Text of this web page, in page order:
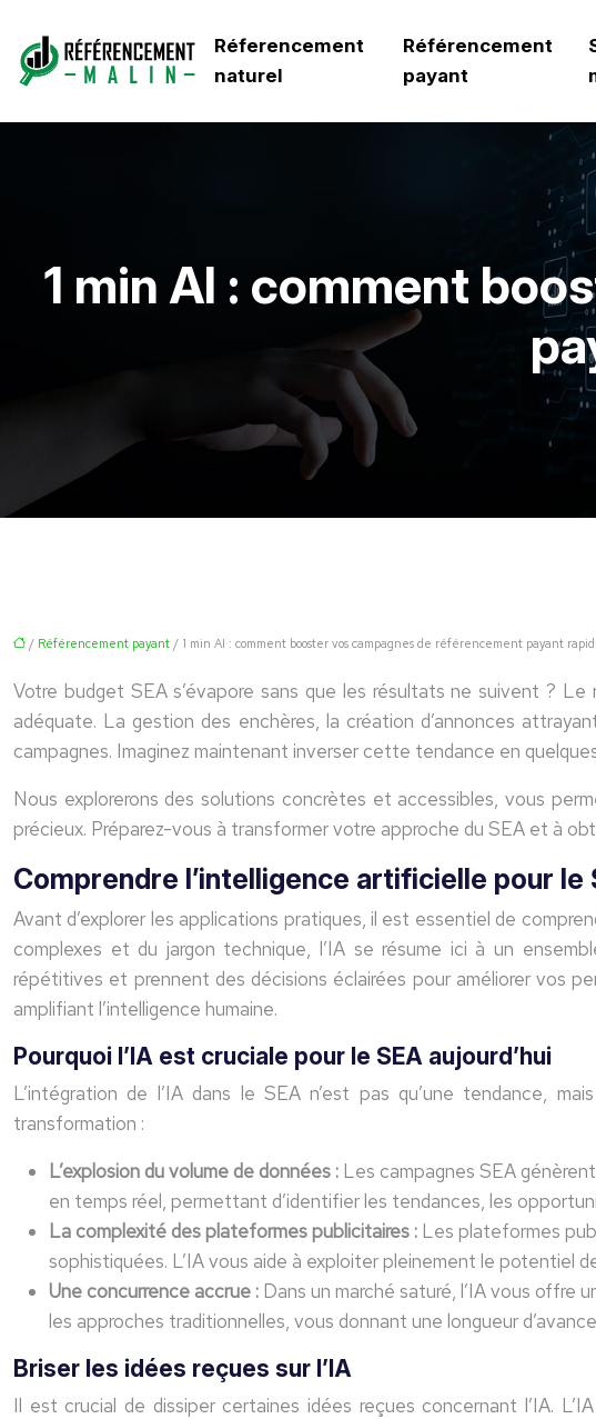
Réferencement
naturel
Référencement
payant
1 min AI : comment
/ Référencement payant / 1 min AI : comment booster vos campagnes de référencement payant
Votre budget SEA s’évapore sans que les résultats ne suivent ?
adéquate. La gestion des enchères, la création d’annonces
campagnes. Imaginez maintenant inverser cette tendance en
Nous explorerons des solutions concrètes et accessibles, vous
précieux. Préparez-vous à transformer votre approche du SEA et à
Comprendre l’intelligence artificielle pour le
Avant d’explorer les applications pratiques, il est essentiel de
complexes et du jargon technique, l’IA se résume ici à un
répétitives et prennent des décisions éclairées pour améliorer vos
amplifiant l’intelligence humaine.
Pourquoi l’IA est cruciale pour le SEA aujourd’hui
L’intégration de l’IA dans le SEA n’est pas qu’une tendance,
transformation :
L’explosion du volume de données : Les campagnes SEA
en temps réel, permettant d’identifier les tendances, les
La complexité des plateformes publicitaires : Les plateformes
sophistiquées. L’IA vous aide à exploiter pleinement le potentiel
Une concurrence accrue : Dans un marché saturé, l’IA vous offre
les approches traditionnelles, vous donnant une longueur
Briser les idées reçues sur l’IA
Il est crucial de dissiper certaines idées reçues concernant l’IA.